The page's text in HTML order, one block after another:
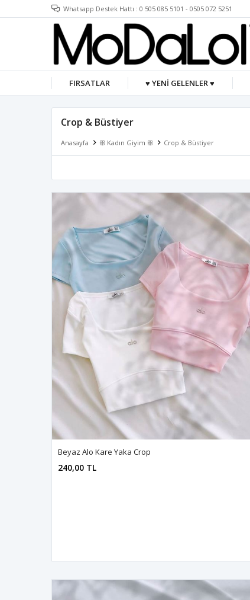
Whatsapp Destek Hattı : 0 505 085 5101 - 0505 072 5251
FIRSATLAR ♥ YENİ GELENLER ♥
Crop & Büstiyer
Anasayfa ꕥ Kadın Giyim ꕥ Crop & Büstiyer
Beyaz Alo Kare Yaka Crop
240,00 TL